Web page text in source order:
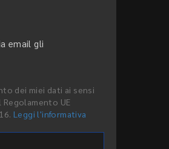
email gli
dei miei dati ai sensi
UE
Leggi l'informativa